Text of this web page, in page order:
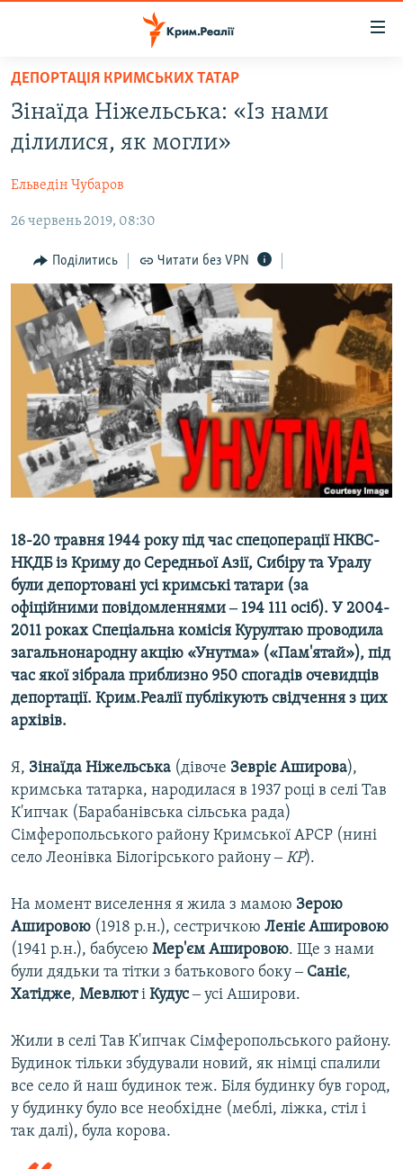
Перейти
основного
матеріалу
до
навігації
Перейти
пошуку
ВОДА.КРИМ
ПОЛІТИКА
БЛОГИ
ПОГЛЯД
ІНТЕРВ'Ю
ВСЕ ЗА ДЕНЬ
СПЕЦПРОЕКТИ
ДЕПОРТАЦІЯ
ВІДЕОУРОКИ «ELIFBE»
СВІДЧЕННЯ ОКУПАЦІЇ
УКРАЇНСЬКА ПРОБЛЕМА КРИМУ
ЯК ОБІЙТИ БЛОКУВАННЯ
Русский
Qırımtatar
Усі сайти RFE/RL
ДЕПОРТАЦІЯ КРИМСЬКИХ ТАТАР
Зінаїда Ніжельська: «Із нами
ділилися, як могли»
Ельведін Чубаров
26 червень 2019, 08:30
Поділитись Читати без VPN
18-20 травня 1944 року під час спецоперації НКВС-
НКДБ із Криму до Середньої Азії, Сибіру та Уралу
були депортовані усі кримські татари (за
офіційними повідомленнями ‒ 194 111 осіб). У 2004-
2011 роках Спеціальна комісія Курултаю проводила
загальнонародну акцію «Унутма» («Пам'ятай»), під
час якої зібрала приблизно 950 спогадів очевидців
депортації. Крим.Реалії публікують свідчення з цих
архівів.
Я, Зінаїда Ніжельська (дівоче Зевріє Аширова),
кримська татарка, народилася в 1937 році в селі Тав
К'ипчак (Барабанівська сільська рада)
Сімферопольського району Кримської АРСР (нині
село Леонівка Білогірського району ‒КР).
На момент виселення я жила з мамою Зерою
Ашировою (1918 р.н.), сестричкою Леніє Ашировою
(1941 р.н.), бабусею Мер'єм Ашировою. Ще з нами
були дядьки та тітки з батькового боку ‒ Саніє,
Хатідже, Мевлюті Кудус‒ усі Аширови.
Жили в селі Тав К'ипчак Сімферопольського району.
Будинок тільки збудували новий, як німці спалили
все село й наш будинок теж. Біля будинку був город,
у будинку було все необхідне (меблі, ліжка, стіл і
так далі), була корова.